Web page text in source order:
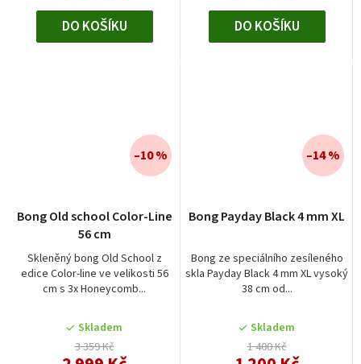
DO KOŠÍKU DO KOŠÍKU
Bong Old school Color-Line
56 cm
Skleněný bong Old School z
edice Color-line ve velikosti 56
cm s 3x Honeycomb...
Skladem
3 359 Kč
–10 %
Bong Payday Black 4 mm XL
Bong ze speciálního zesíleného
skla Payday Black 4 mm XL vysoký
38 cm od...
Skladem
1 400 Kč
–14 %